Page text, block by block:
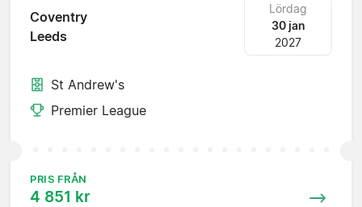
Coventry
Leeds
Lördag
30 jan
2027
St Andrew's
Premier League
PRIS FRÅN
4 851 kr